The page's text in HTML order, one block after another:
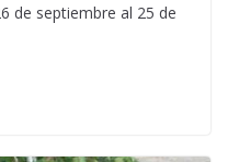
de septiembre al 25 de